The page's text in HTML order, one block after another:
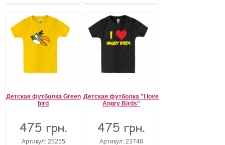
Детская футболка Green
bird
475 грн.
Артикул: 25255
Детская футболка "I love
Angry Birds"
475 грн.
Артикул: 23746